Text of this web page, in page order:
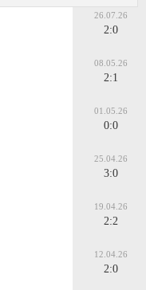
26.07.26
2:0
08.05.26
2:1
01.05.26
0:0
25.04.26
3:0
19.04.26
2:2
12.04.26
2:0